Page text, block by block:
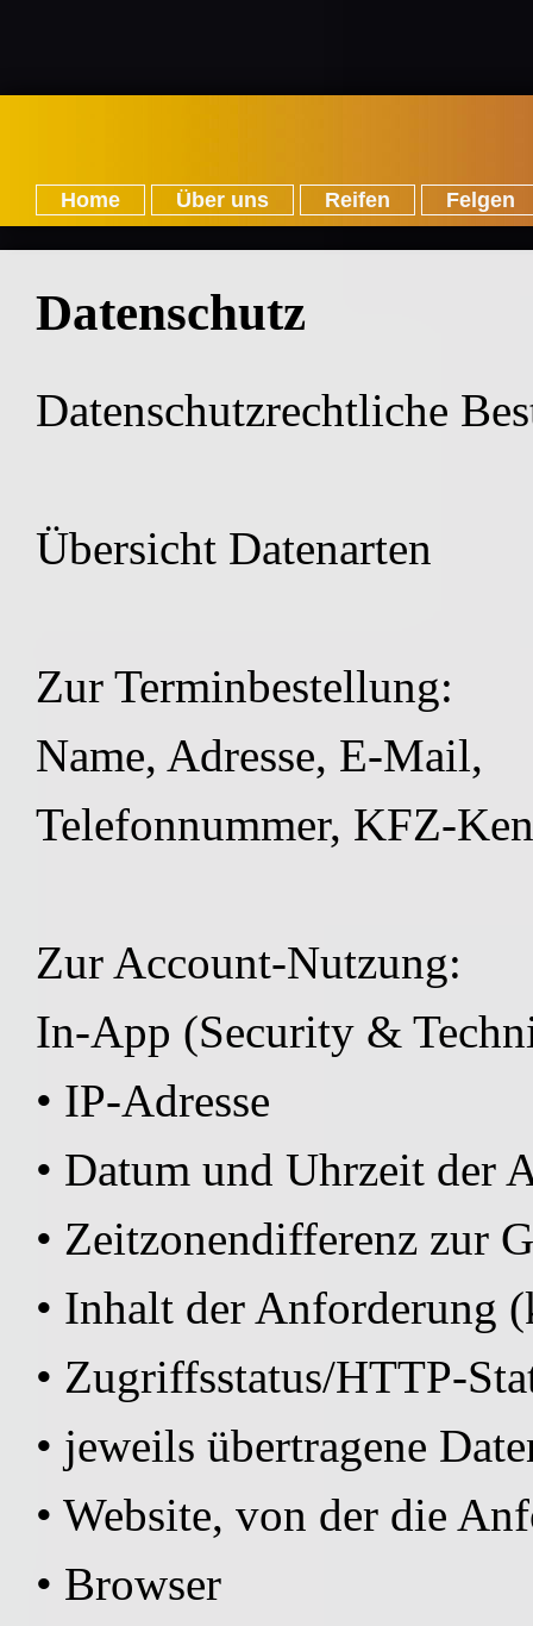
Home Über uns Reifen Felgen
Datenschutz
Datenschutzrechtliche
Übersicht Datenarten
Zur Terminbestellung:
Name, Adresse, E-Mail,
Telefonnummer, KFZ-
Zur Account-Nutzung:
In-App (Security &
• IP-Adresse
• Datum und Uhrzeit der
• Zeitzonendifferenz zur
• Inhalt der Anforderung
• Zugriffsstatus/HTTP-
• jeweils übertragene
• Website, von der die
• Browser